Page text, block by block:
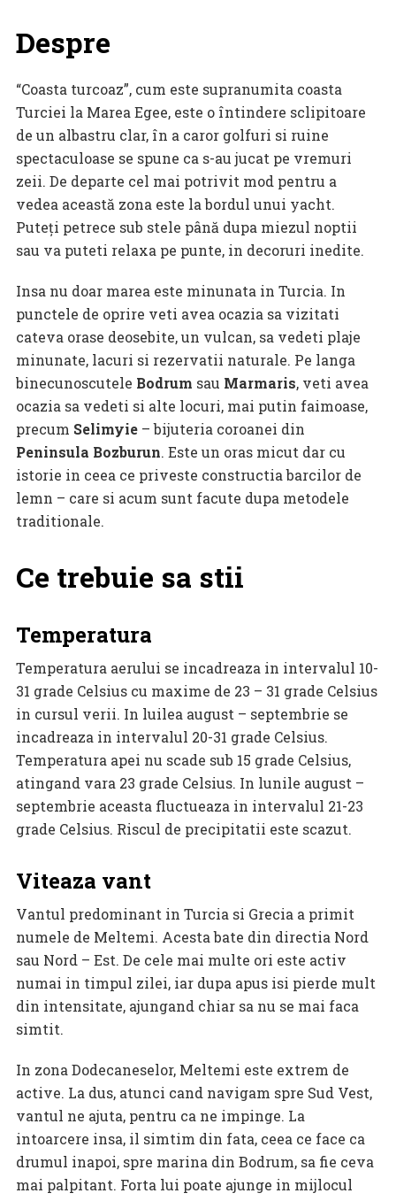
Despre
“Coasta turcoaz”, cum este supranumita coasta
Turciei la Marea Egee, este o întindere sclipitoare
de un albastru clar, în a caror golfuri si ruine
spectaculoase se spune ca s-au jucat pe vremuri
zeii. De departe cel mai potrivit mod pentru a
vedea această zona este la bordul unui yacht.
Puteți petrece sub stele până dupa miezul noptii
sau va puteti relaxa pe punte, in decoruri inedite.
Insa nu doar marea este minunata in Turcia. In
punctele de oprire veti avea ocazia sa vizitati
cateva orase deosebite, un vulcan, sa vedeti plaje
minunate, lacuri si rezervatii naturale. Pe langa
binecunoscutele Bodrum sau Marmaris, veti avea
ocazia sa vedeti si alte locuri, mai putin faimoase,
precum Selimyie– bijuteria coroanei din
Peninsula Bozburun. Este un oras micut dar cu
istorie in ceea ce priveste constructia barcilor de
lemn – care si acum sunt facute dupa metodele
traditionale.
Ce trebuie sa stii
Temperatura
Temperatura aerului se incadreaza in intervalul 10-
31 grade Celsius cu maxime de 23 – 31 grade Celsius
in cursul verii. In luilea august – septembrie se
incadreaza in intervalul 20-31 grade Celsius.
Temperatura apei nu scade sub 15 grade Celsius,
atingand vara 23 grade Celsius. In lunile august –
septembrie aceasta fluctueaza in intervalul 21-23
grade Celsius. Riscul de precipitatii este scazut.
Viteaza vant
Vantul predominant in Turcia si Grecia a primit
numele de Meltemi. Acesta bate din directia Nord
sau Nord – Est. De cele mai multe ori este activ
numai in timpul zilei, iar dupa apus isi pierde mult
din intensitate, ajungand chiar sa nu se mai faca
simtit.
In zona Dodecaneselor, Meltemi este extrem de
active. La dus, atunci cand navigam spre Sud Vest,
vantul ne ajuta, pentru ca ne impinge. La
intoarcere insa, il simtim din fata, ceea ce face ca
drumul inapoi, spre marina din Bodrum, sa fie ceva
mai palpitant. Forta lui poate ajunge in mijlocul